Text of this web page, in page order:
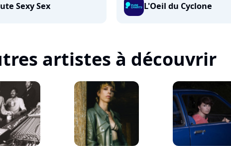
Sexy Sex L'Oeil du Cyclone
artistes à découvrir